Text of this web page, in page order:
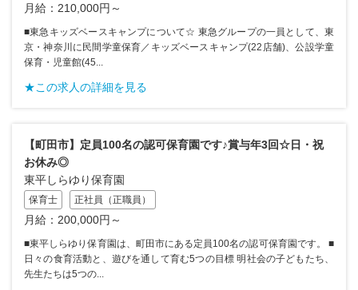
月給：210,000円～
■東急キッズベースキャンプについて☆ 東急グループの一員として、東
京・神奈川に民間学童保育／キッズベースキャンプ(22店舗)、公設学童
保育・児童館(45...
★この求人の詳細を見る
【町田市】定員100名の認可保育園です♪賞与年3回☆日・祝
お休み◎
東平しらゆり保育園
保育士 正社員（正職員）
月給：200,000円～
■東平しらゆり保育園は、町田市にある定員100名の認可保育園です。 ■
日々の食育活動と、遊びを通して育む5つの目標 明社会の子どもたち、
先生たちは5つの...